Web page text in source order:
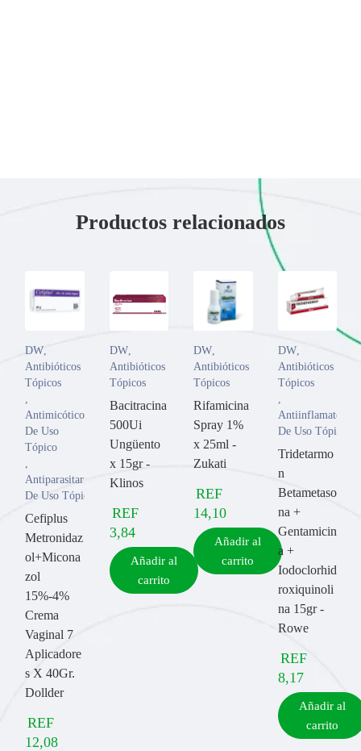
Productos relacionados
DW
Antibióticos
Tópicos
Antimicóticos
De Uso
Tópico
Antiparasitarios
De Uso Tópico
Cefiplus
Metronidaz
ol+Micona
zol
15%-4%
Crema
Vaginal 7
Aplicadore
s X 40Gr.
Dollder
REF
12,08
DW,
Antibióticos
Tópicos
Bacitracina
500Ui
Ungüento
x 15gr -
Klinos
REF
3,84
Añadir al
carrito
DW
Antibióticos
Tópicos
Rifamicina
Spray 1%
x 25ml -
Zukati
REF
14,10
Añadir al
carrito
DW,
Antibióticos
Tópicos
Antiinflamatorios
De Uso Tópico
Tridetarmo
n
Betametaso
na +
Gentamicin
a +
Iodoclorhid
roxiquinoli
na 15gr -
Rowe
REF
8,17
Añadir al
carrito